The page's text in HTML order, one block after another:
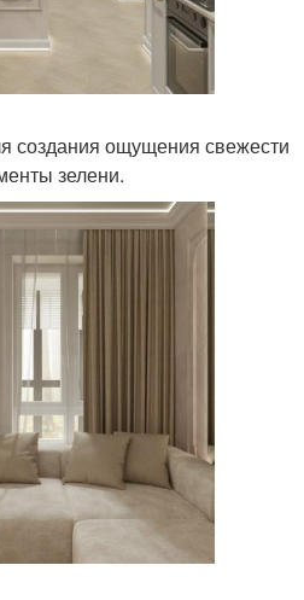
создания ощущения свежести
зелени.